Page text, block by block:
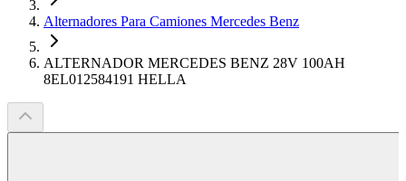
Alternadores Para Camiones Mercedes Benz
ALTERNADOR MERCEDES BENZ 28V 100AH
8EL012584191 HELLA